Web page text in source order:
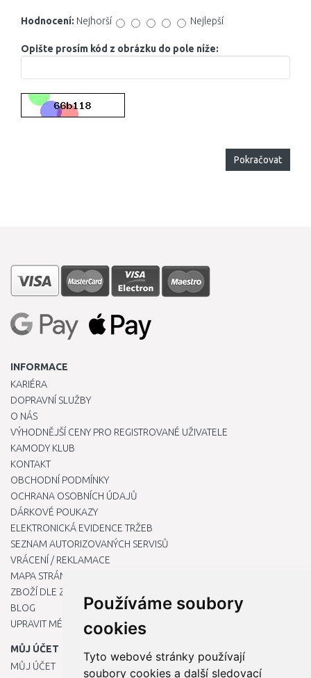
Používáme soubory
cookies
Tyto webové stránky používají
soubory cookies a další sledovací
Hodnocení: Nejhorší Nejlepší
Opište prosím kód z obrázku do pole níže:
Pokračovat
INFORMACE
KARIÉRA
DOPRAVNÍ SLUŽBY
O NÁS
VÝHODNĚJŠÍ CENY PRO REGISTROVANÉ UŽIVATELE
KAMODY KLUB
KONTAKT
OBCHODNÍ PODMÍNKY
OCHRANA OSOBNÍCH ÚDAJŮ
DÁRKOVÉ POUKAZY
ELEKTRONICKÁ EVIDENCE TRŽEB
SEZNAM AUTORIZOVANÝCH SERVISŮ
VRÁCENÍ / REKLAMACE
MAPA STRÁNKY
ZBOŽÍ DLE ZNAČEK
BLOG
UPRAVIT MÉ PŘEDVOLBY COOKIES
MŮJ ÚČET
MŮJ ÚČET